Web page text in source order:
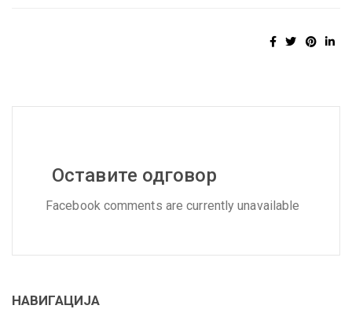
Оставите одговор
Facebook comments are currently unavailable
НАВИГАЦИЈА